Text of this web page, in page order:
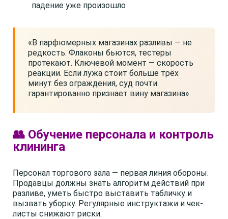
падение уже произошло
«В парфюмерных магазинах разливы — не
редкость. Флаконы бьются, тестеры
протекают. Ключевой момент — скорость
реакции. Если лужа стоит больше трёх
минут без ограждения, суд почти
гарантированно признает вину магазина».
👥 Обучение персонала и контроль
клининга
Персонал торгового зала — первая линия обороны.
Продавцы должны знать алгоритм действий при
разливе, уметь быстро выставить табличку и
вызвать уборку. Регулярные инструктажи и чек-
листы снижают риски.